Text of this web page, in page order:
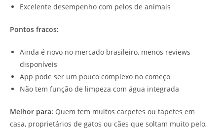
Excelente desempenho com pelos de animais
Pontos fracos:
Ainda é novo no mercado brasileiro, menos reviews
disponíveis
App pode ser um pouco complexo no começo
Não tem função de limpeza com água integrada
Melhor para: Quem tem muitos carpetes ou tapetes em
casa, proprietários de gatos ou cães que soltam muito pelo,